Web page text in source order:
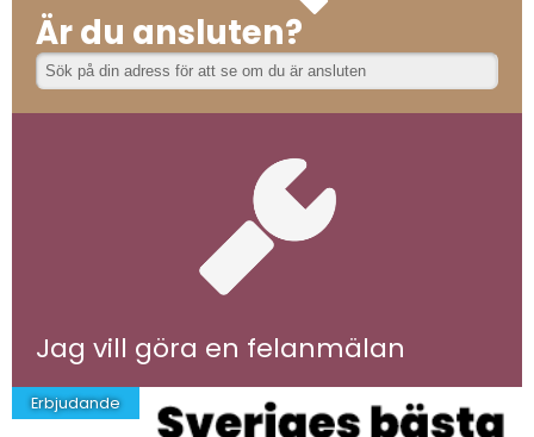
Är du ansluten?
Jag vill göra en felanmälan
Erbjudande